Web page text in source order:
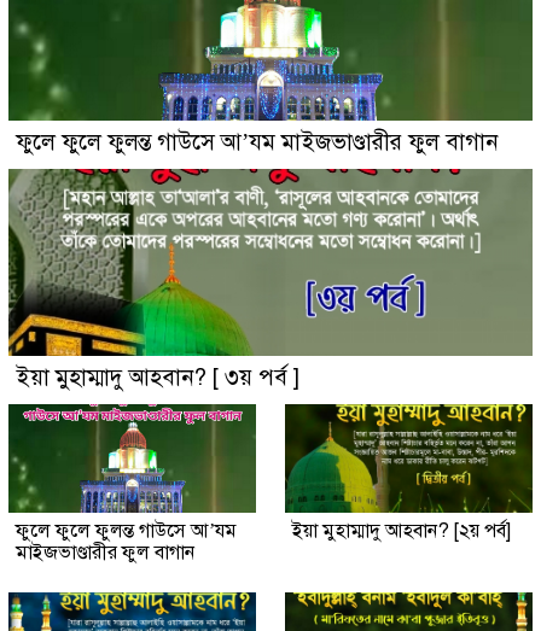
ফুলে ফুলে ফুলন্ত গাউসে আ’যম মাইজভাণ্ডারীর ফুল বাগান
ইয়া মুহাম্মাদু আহবান? [ ৩য় পর্ব ]
ফুলে ফুলে ফুলন্ত গাউসে আ’যম
মাইজভাণ্ডারীর ফুল বাগান
ইয়া মুহাম্মাদু আহবান? [২য় পর্ব]